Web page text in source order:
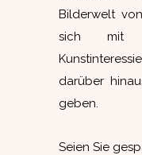
Bilderwelt
sich mit
darüber
geben.
Seien Sie